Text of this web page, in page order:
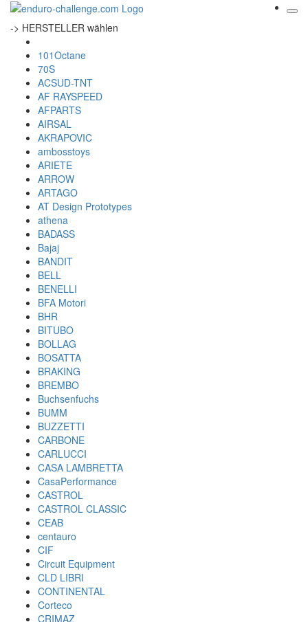
-> HERSTELLER wählen
101Octane
70S
ACSUD-TNT
AF RAYSPEED
AFPARTS
AIRSAL
AKRAPOVIC
ambosstoys
ARIETE
ARROW
ARTAGO
AT Design Prototypes
athena
BADASS
Bajaj
BANDIT
BELL
BENELLI
BFA Motori
BHR
BITUBO
BOLLAG
BOSATTA
BRAKING
BREMBO
Buchsenfuchs
BUMM
BUZZETTI
CARBONE
CARLUCCI
CASA LAMBRETTA
CasaPerformance
CASTROL
CASTROL CLASSIC
CEAB
centauro
CIF
Circuit Equipment
CLD LIBRI
CONTINENTAL
Corteco
CRIMAZ